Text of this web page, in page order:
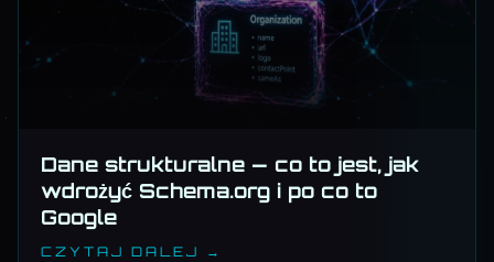
Dane strukturalne — co to jest, jak
wdrożyć Schema.org i po co to
Google
CZYTAJ DALEJ →